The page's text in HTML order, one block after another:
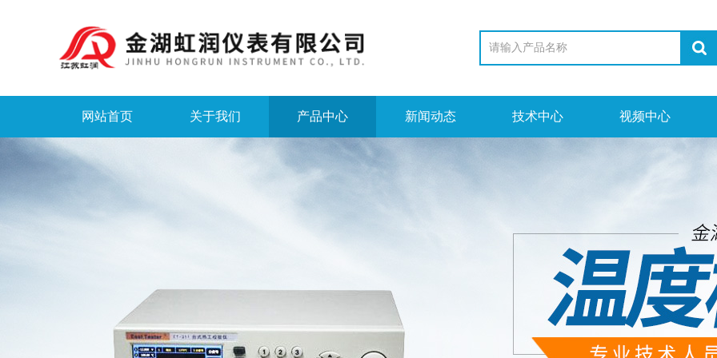
网站首页 关于我们 产品中心 新闻动态 技术中心 视频中心